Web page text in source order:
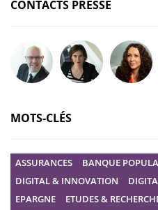
CONTACTS PRESSE
MOTS-CLÉS
ASSURANCES BANQUE
DIGITAL & INNOVATION
EPARGNE
ETUDES &